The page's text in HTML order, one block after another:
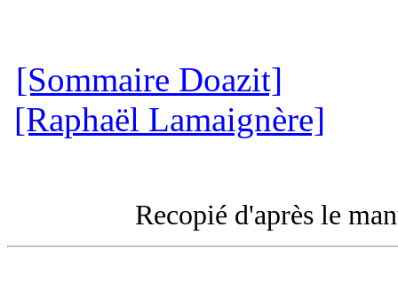
[Sommaire Doazit]
[Raphaël Lamaignère]
Recopié d'après le